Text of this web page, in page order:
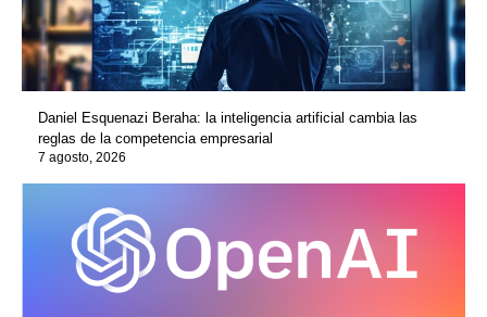
Daniel Esquenazi Beraha: la inteligencia artificial cambia las
reglas de la competencia empresarial
7 agosto, 2026